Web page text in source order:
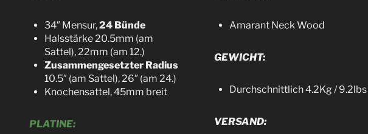
34″ Mensur,24 Bünde
Halsstärke 20.5mm (am
Sattel), 22mm (am 12.)
Zusammengesetzter Radius
10.5″ (am Sattel), 26″ (am 24.)
Knochensattel, 45mm breit
PLATINE:
Amarant Neck Wood
GEWICHT:
Durchschnittlich 4.2Kg / 9.2lbs
VERSAND: